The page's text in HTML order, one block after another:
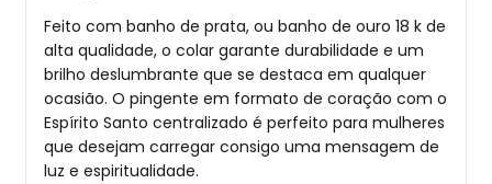
Feito com banho de prata, ou banho de ouro 18 k de
alta qualidade, o colar garante durabilidade e um
brilho deslumbrante que se destaca em qualquer
ocasião. O pingente em formato de coração com o
Espírito Santo centralizado é perfeito para mulheres
que desejam carregar consigo uma mensagem de
luz e espiritualidade.